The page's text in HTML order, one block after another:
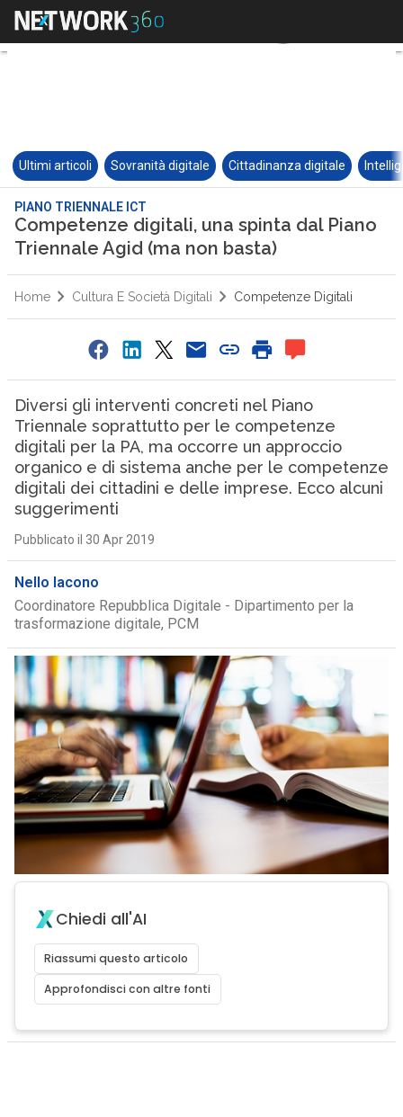
Ultimi articoli Sovranità digitale Cittadinanza digitale
PIANO TRIENNALE ICT
Competenze digitali, una spinta dal Piano
Triennale Agid (ma non basta)
Home Cultura E Società Digitali Competenze Digitali
Diversi gli interventi concreti nel Piano
Triennale soprattutto per le competenze
digitali per la PA, ma occorre un approccio
organico e di sistema anche per le competenze
digitali dei cittadini e delle imprese. Ecco alcuni
suggerimenti
Pubblicato il 30 Apr 2019
Nello Iacono
Coordinatore Repubblica Digitale - Dipartimento per la
trasformazione digitale, PCM
Chiedi all'AI
Riassumi questo articolo
Approfondisci con altre fonti